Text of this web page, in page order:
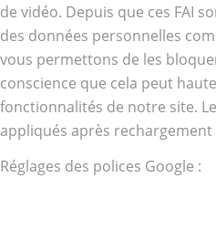
de vidéo. Depuis que ces FAI
des données personnelles
vous permettons de les
conscience que cela peut
fonctionnalités de notre site.
appliqués après rechargement
Réglages des polices Google :